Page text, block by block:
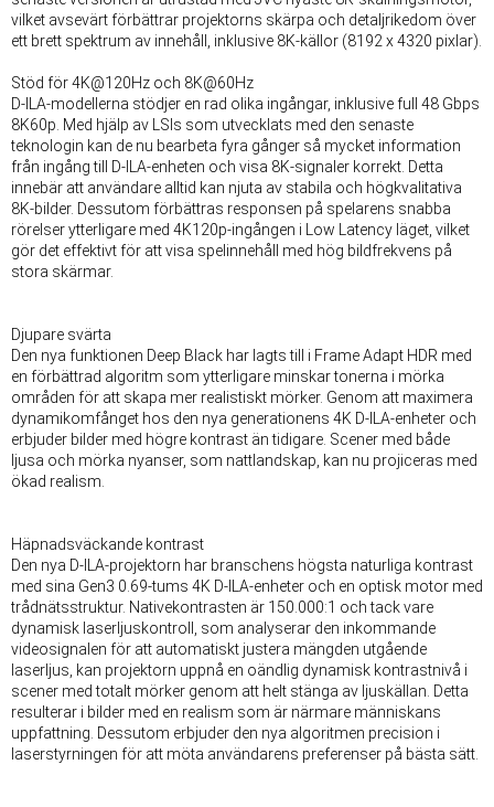
vilket avsevärt förbättrar projektorns skärpa och detaljrikedom över
ett brett spektrum av innehåll, inklusive 8K-källor (8192 x 4320 pixlar).
Stöd för 4K@120Hz och 8K@60Hz
D-ILA-modellerna stödjer en rad olika ingångar, inklusive full 48 Gbps
8K60p. Med hjälp av LSIs som utvecklats med den senaste
teknologin kan de nu bearbeta fyra gånger så mycket information
från ingång till D-ILA-enheten och visa 8K-signaler korrekt. Detta
innebär att användare alltid kan njuta av stabila och högkvalitativa
8K-bilder. Dessutom förbättras responsen på spelarens snabba
rörelser ytterligare med 4K120p-ingången i Low Latency läget, vilket
gör det effektivt för att visa spelinnehåll med hög bildfrekvens på
stora skärmar.
Djupare svärta
Den nya funktionen Deep Black har lagts till i Frame Adapt HDR med
en förbättrad algoritm som ytterligare minskar tonerna i mörka
områden för att skapa mer realistiskt mörker. Genom att maximera
dynamikomfånget hos den nya generationens 4K D-ILA-enheter och
erbjuder bilder med högre kontrast än tidigare. Scener med både
ljusa och mörka nyanser, som nattlandskap, kan nu projiceras med
ökad realism.
Häpnadsväckande kontrast
Den nya D-ILA-projektorn har branschens högsta naturliga kontrast
med sina Gen3 0.69-tums 4K D-ILA-enheter och en optisk motor med
trådnätsstruktur. Nativekontrasten är 150.000:1 och tack vare
dynamisk laserljuskontroll, som analyserar den inkommande
videosignalen för att automatiskt justera mängden utgående
laserljus, kan projektorn uppnå en oändlig dynamisk kontrastnivå i
scener med totalt mörker genom att helt stänga av ljuskällan. Detta
resulterar i bilder med en realism som är närmare människans
uppfattning. Dessutom erbjuder den nya algoritmen precision i
laserstyrningen för att möta användarens preferenser på bästa sätt.